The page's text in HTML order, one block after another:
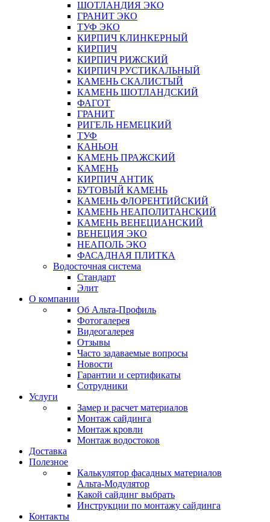
ШОТЛАНДИЯ ЭКО
ГРАНИТ ЭКО
ТУФ ЭКО
КИРПИЧ КЛИНКЕРНЫЙ
КИРПИЧ
КИРПИЧ РИЖСКИЙ
КИРПИЧ РУСТИКАЛЬНЫЙ
КАМЕНЬ СКАЛИСТЫЙ
КАМЕНЬ ШОТЛАНДСКИЙ
ФАГОТ
ГРАНИТ
РИГЕЛЬ НЕМЕЦКИЙ
ТУФ
КАНЬОН
КАМЕНЬ ПРАЖСКИЙ
КАМЕНЬ
КИРПИЧ АНТИК
БУТОВЫЙ КАМЕНЬ
КАМЕНЬ ФЛОРЕНТИЙСКИЙ
КАМЕНЬ НЕАПОЛИТАНСКИЙ
КАМЕНЬ ВЕНЕЦИАНСКИЙ
ВЕНЕЦИЯ ЭКО
НЕАПОЛЬ ЭКО
ФАСАДНАЯ ПЛИТКА
Водосточная система
Стандарт
Элит
О компании
Об Альта-Профиль
Фотогалерея
Видеогалерея
Отзывы
Часто задаваемые вопросы
Новости
Гарантии и сертификаты
Сотрудники
Услуги
Замер и расчет материалов
Монтаж сайдинга
Монтаж кровли
Монтаж водостоков
Доставка
Полезное
Калькулятор фасадных материалов
Альта-Модулятор
Какой сайдинг выбрать
Инструкции по монтажу сайдинга
Контакты